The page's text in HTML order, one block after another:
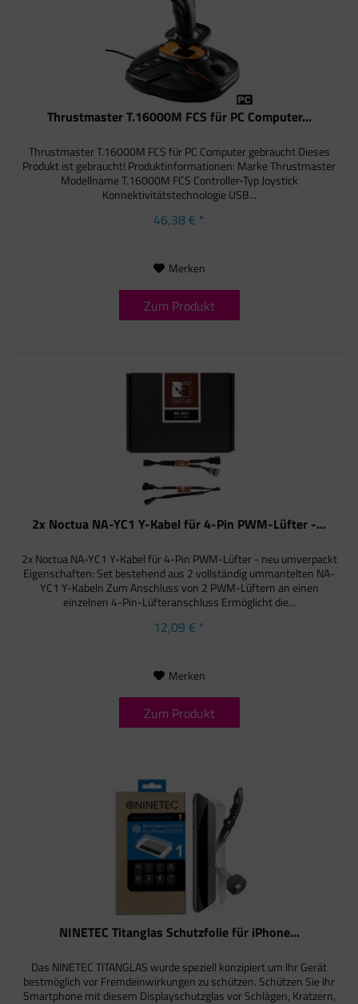
Thrustmaster T.16000M FCS für PC Computer...
Thrustmaster T.16000M FCS für PC Computer gebraucht Dieses
Produkt ist gebraucht! Produktinformationen: Marke Thrustmaster
Modellname T.16000M FCS Controller-Typ Joystick
Konnektivitätstechnologie USB...
46,38 € *
Merken
Zum Produkt
2x Noctua NA-YC1 Y-Kabel für 4-Pin PWM-Lüfter -...
2x Noctua NA-YC1 Y-Kabel für 4-Pin PWM-Lüfter - neu umverpackt
Eigenschaften: Set bestehend aus 2 vollständig ummantelten NA-
YC1 Y-Kabeln Zum Anschluss von 2 PWM-Lüftern an einen
einzelnen 4-Pin-Lüfteranschluss Ermöglicht die...
12,09 € *
Merken
Zum Produkt
NINETEC Titanglas Schutzfolie für iPhone...
Das NINETEC TITANGLAS wurde speziell konzipiert um Ihr Gerät
bestmöglich vor Fremdeinwirkungen zu schützen. Schützen Sie Ihr
Smartphone mit diesem Displayschutzglas vor Schlägen, Kratzern,